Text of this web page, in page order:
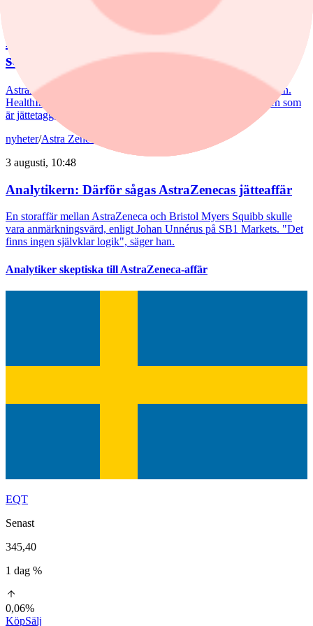
Förvaltaren om Astra-affären: ”Ingen
som är jättetaggad"
AstraZenecas eventuella jätteaffär mottas negativt av marknaden.
HealthInvest-förvaltaren Ellinor Hult delar sentimentet: ”Ingen som
är jättetaggad”.
nyheter/Astra Zeneca
3 augusti, 10:48
Analytikern: Därför sågas AstraZenecas jätteaffär
En storaffär mellan AstraZeneca och Bristol Myers Squibb skulle
vara anmärkningsvärd, enligt Johan Unnérus på SB1 Markets. "Det
finns ingen självklar logik", säger han.
Analytiker skeptiska till AstraZeneca-affär
EQT
Senast
345,40
1 dag %
0,06%
KöpSälj